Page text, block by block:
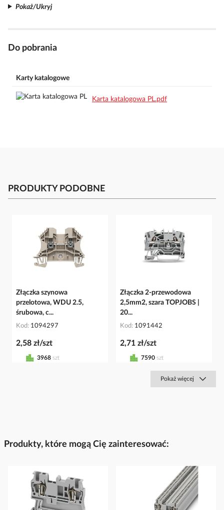
Pokaż/Ukryj
Do pobrania
Karty katalogowe
Karta katalogowa PL.pdf
PRODUKTY PODOBNE
Złączka szynowa
przelotowa, WDU 2.5,
śrubowa, c...
Kod 1094297
2,58 zł/szt
3968 szt
Złączka 2-przewodowa
2,5mm2, szara TOPJOBS |
20...
Kod 1091442
2,71 zł/szt
7590 szt
Pokaż więcej
Produkty, które mogą Cię zainteresować: